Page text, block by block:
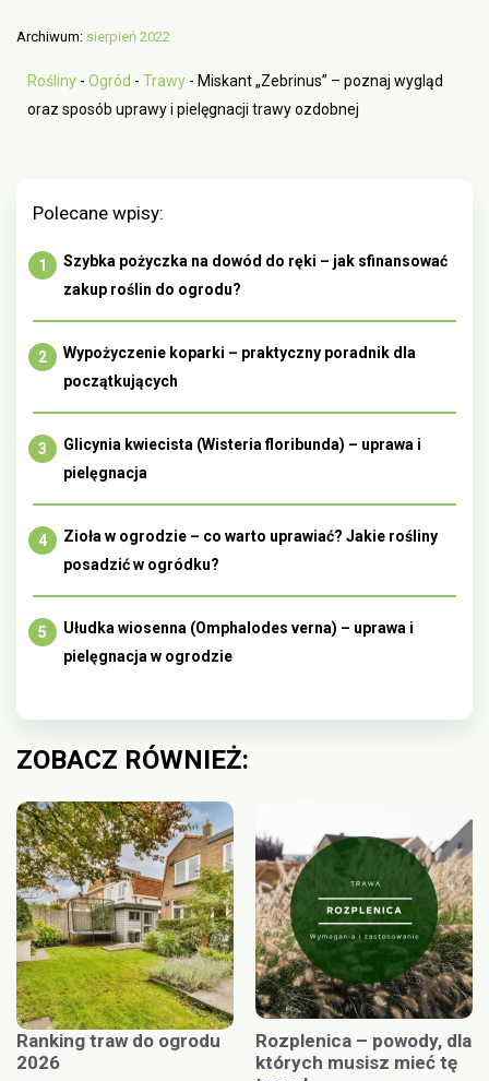
Archiwum: sierpień 2022
Rośliny - Ogród - Trawy - Miskant „Zebrinus” – poznaj wygląd
oraz sposób uprawy i pielęgnacji trawy ozdobnej
Polecane wpisy:
Szybka pożyczka na dowód do ręki – jak sfinansować
zakup roślin do ogrodu?
Wypożyczenie koparki – praktyczny poradnik dla
początkujących
Glicynia kwiecista (Wisteria floribunda) – uprawa i
pielęgnacja
Zioła w ogrodzie – co warto uprawiać? Jakie rośliny
posadzić w ogródku?
Ułudka wiosenna (Omphalodes verna) – uprawa i
pielęgnacja w ogrodzie
ZOBACZ RÓWNIEŻ:
Ranking traw do ogrodu
2026
Rozplenica – powody, dla
których musisz mieć tę